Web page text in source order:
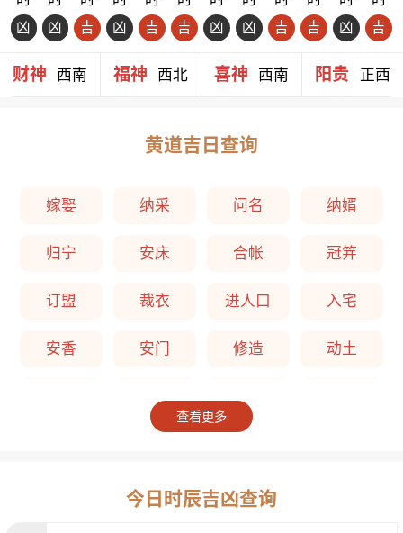
凶 凶 吉 凶 吉 吉 凶 凶 吉 吉 凶 吉
财神 西南 福神 西北 喜神 西南 阳贵 正西
黄道吉日查询
嫁娶 纳采 问名 纳婿
归宁 安床 合帐 冠笄
订盟 裁衣 进人口 入宅
安香 安门 修造 动土
平治道涂 造桥
查看更多
今日时辰吉凶查询